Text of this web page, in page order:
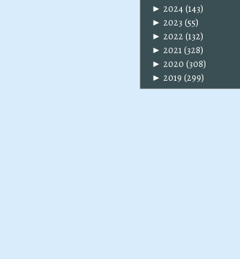
► 2024(143)
► 2023 (55)
► 2022(132)
► 2021(328)
► 2020 (308)
► 2019 (299)